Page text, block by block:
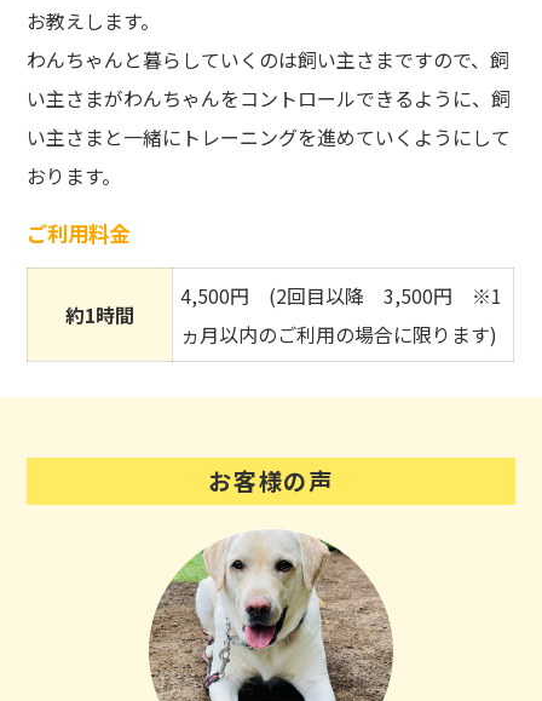
お教えします。
わんちゃんと暮らしていくのは飼い主さまですので、飼
い主さまがわんちゃんをコントロールできるように、飼
い主さまと一緒にトレーニングを進めていくようにして
おります。
ご利用料金
約1時間
4,500円 (2回目以降 3,500円 ※1
ヵ月以内のご利用の場合に限ります)
お客様の声